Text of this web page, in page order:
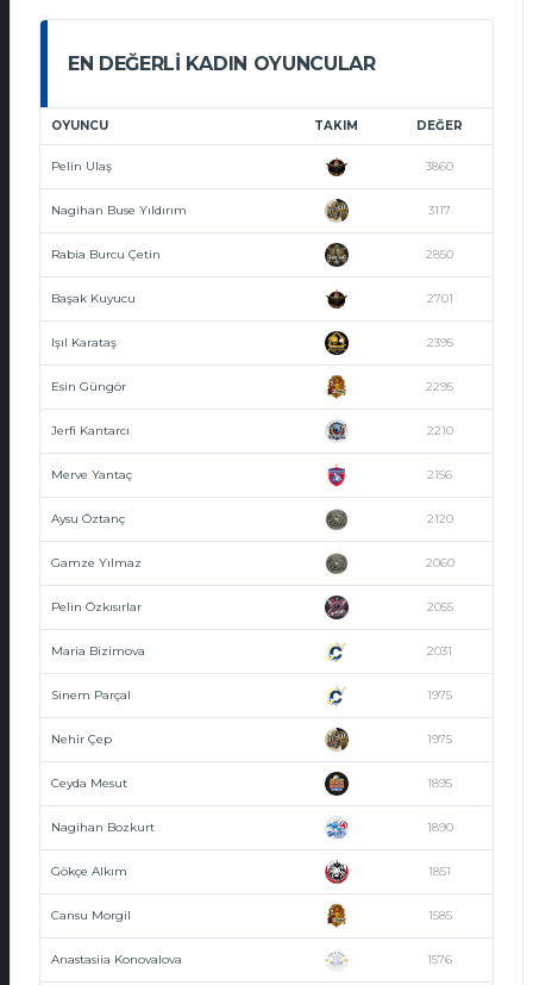
EN DEĞERLI KADIN OYUNCULAR
OYUNCU TAKIM DEĞER
Pelin Ulaş 3860
Nagihan Buse Yıldırım 3117
Rabia Burcu Çetin 2850
Başak Kuyucu 2701
Işıl Karataş 2395
Esin Güngör 2295
Jerfi Kantarcı 2210
Merve Yantaç 2156
Aysu Öztanç 2120
Gamze Yılmaz 2060
Pelin Özkısırlar 2055
Maria Bizimova 2031
Sinem Parçal 1975
Nehir Çep 1975
Ceyda Mesut 1895
Nagihan Bozkurt 1890
Gökçe Alkım 1851
Cansu Morgil 1585
Anastasiia Konovalova 1576